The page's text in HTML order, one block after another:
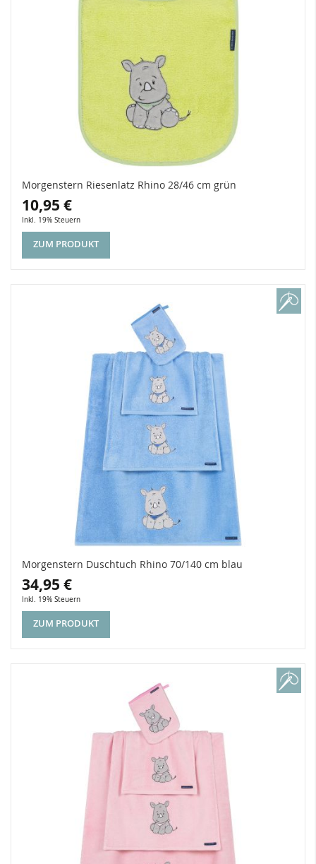
Morgenstern Riesenlatz Rhino 28/46 cm grün
10,95 €
Inkl. 19% Steuern
ZUM PRODUKT
Morgenstern Duschtuch Rhino 70/140 cm blau
34,95 €
Inkl. 19% Steuern
ZUM PRODUKT